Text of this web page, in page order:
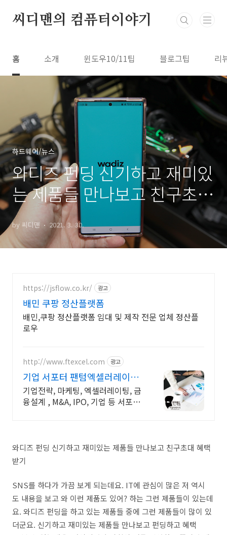
씨디맨의 컴퓨터이야기
홈 소개 윈도우10/11팁 블로그팁 리
하드웨어/뉴스
와디즈 펀딩 신기하고 재미있
는 제품들 만나보고 친구초대
혜택받기
by 씨디맨 2021. 3. 30.
https://jsflow.co.kr/ 광고
배민 쿠팡 정산플랫폼
배민,쿠팡 정산플랫폼 임대 및 제작 전문 업체 정산플
로우
http://www.ftexcel.com 광고
기업 서포터 팬텀엑셀러레이터
기업의 전략가
기업전략, 마케팅, 엑셀러레이팅, 금
융설계 , M&A, IPO, 기업 등 서포팅.
와디즈 펀딩 신기하고 재미있는 제품들 만나보고 친구초대 혜택
받기
SNS를 하다가 가끔 보게 되는데요. IT에 관심이 많은 저 역시
도 내용을 보고 와 이런 제품도 있어? 하는 그런 제품들이 있는데
요. 와디즈 펀딩을 하고 있는 제품들 중에 그런 제품들이 많이 있
더군요. 신기하고 재미있는 제품들 만나보고 펀딩하고 혜택